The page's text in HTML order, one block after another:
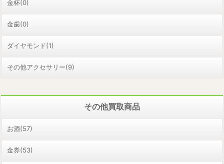
金杯(0)
金歯(0)
ダイヤモンド(1)
その他アクセサリー(9)
その他買取商品
お酒(57)
金券(53)